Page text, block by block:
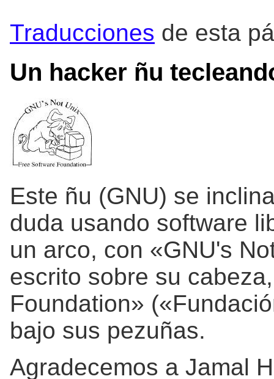
Traducciones de esta
Un hacker ñu
Este ñu (GNU) se
duda usando software
un arco, con «GNU's
escrito sobre su
Foundation»
bajo sus pezuñas.
Agradecemos a Jamal